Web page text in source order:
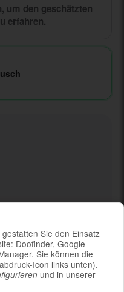
um den geschätzten
erfahren.
unterstützen und
Smartphones
ist kein
enthalten
Sie den Einsatz
Doofinder, Google
Sie können die
Icon links unten).
und in unserer